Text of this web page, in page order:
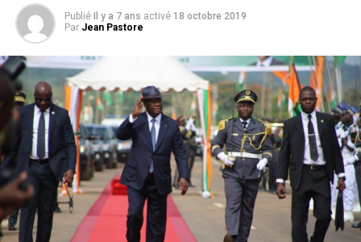
Publié Il y a 7 ans activé 18 octobre 2019
Par Jean Pastore